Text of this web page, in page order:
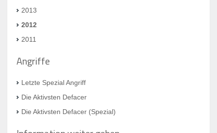
2013
2012
2011
Angriffe
Letzte Spezial Angriff
Die Aktivsten Defacer
Die Aktivsten Defacer (Spezial)